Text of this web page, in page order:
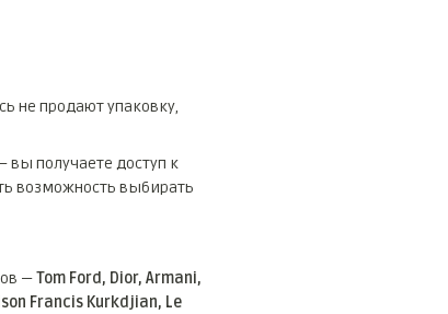
не продают упаковку,
вы получаете доступ к
возможность выбирать
—Tom Ford, Dior, Armani,
Francis Kurkdjian, Le